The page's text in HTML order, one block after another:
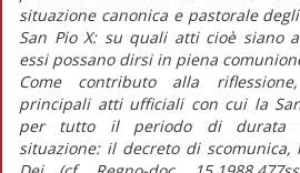
situazione canonica e pastorale
San Pio X: su quali atti cioè siano
essi possano dirsi in piena
Come contributo alla
principali atti ufficiali con cui la
per tutto il periodo di durata
situazione: il decreto di